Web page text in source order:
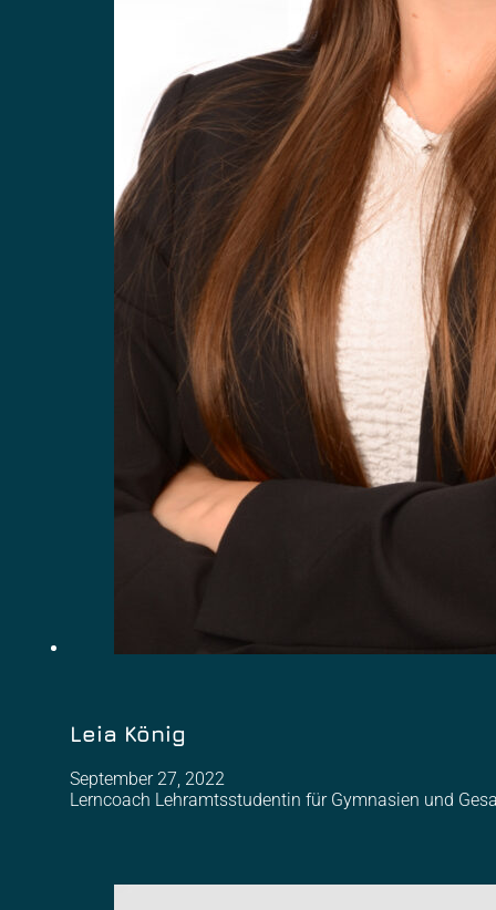
Leia König
September 27, 2022
Lerncoach Lehramtsstudentin für Gymnasien und